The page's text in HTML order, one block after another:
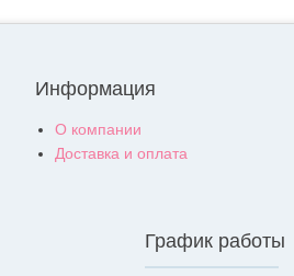
Информация
О компании
Доставка и оплата
График работы